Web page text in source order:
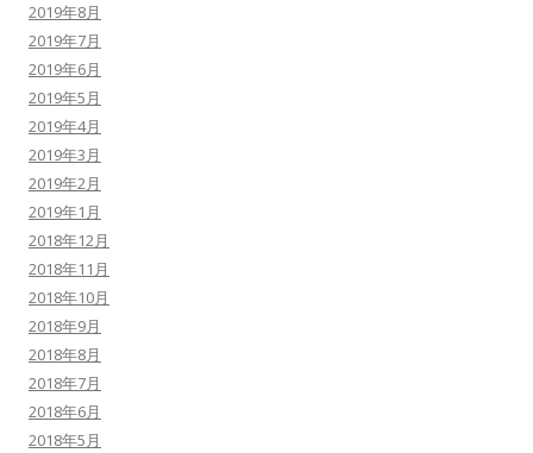
2019年8月
2019年7月
2019年6月
2019年5月
2019年4月
2019年3月
2019年2月
2019年1月
2018年12月
2018年11月
2018年10月
2018年9月
2018年8月
2018年7月
2018年6月
2018年5月